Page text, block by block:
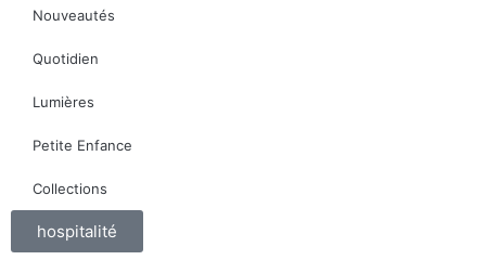
Nouveautés
Quotidien
Lumières
Petite Enfance
Collections
hospitalité